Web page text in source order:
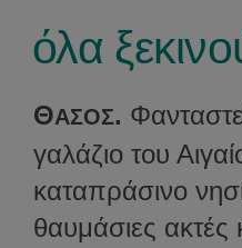
όλα
ΘΑΣΟΣ.
γαλάζιο του
καταπράσινο
θαυμάσιες ακτές